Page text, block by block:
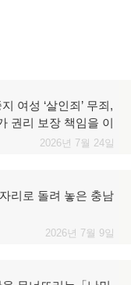
여성 ‘살인죄’ 무죄,
권리 보장 책임을 이
2026년 7월 24일
리로 돌려 놓은 충남
2026년 7월 9일